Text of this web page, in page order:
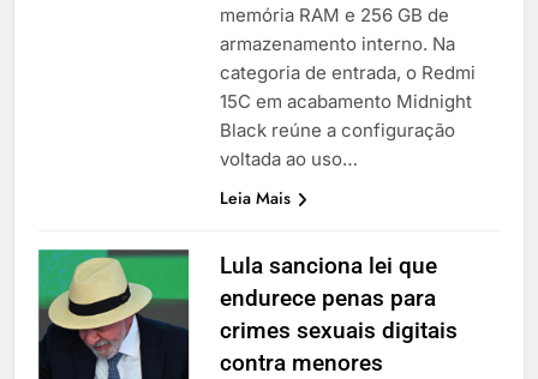
memória RAM e 256 GB de
armazenamento interno. Na
categoria de entrada, o Redmi
15C em acabamento Midnight
Black reúne a configuração
voltada ao uso…
Leia Mais
Lula sanciona lei que
endurece penas para
crimes sexuais digitais
contra menores